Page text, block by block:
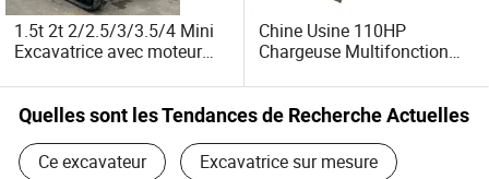
1.5t 2t 2/2.5/3/3.5/4 Mini
Excavatrice avec moteur
Chine Usine 110HP
Chargeuse Multifonction
Pneus Rétrocaveuse
Quelles sont les Tendances de Recherche Actuelles
Ce excavateur Excavatrice sur mesure